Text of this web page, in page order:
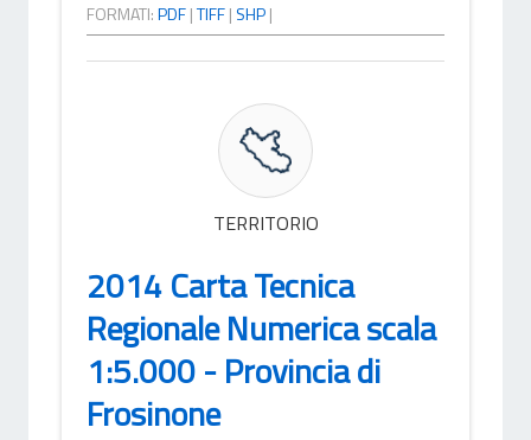
FORMATI:PDF|TIFF| SHP|
TERRITORIO
2014 Carta Tecnica
Regionale Numerica scala
1:5.000 - Provincia di
Frosinone